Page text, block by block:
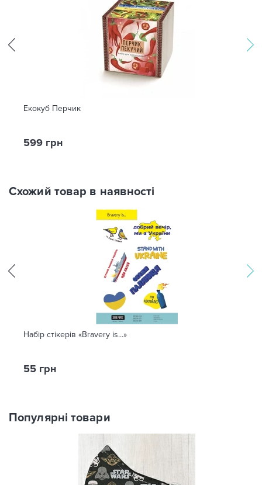
Екокуб Перчик
599 грн
Схожий товар в наявності
Набір стікерів «Bravery is...»
55 грн
Популярні товари